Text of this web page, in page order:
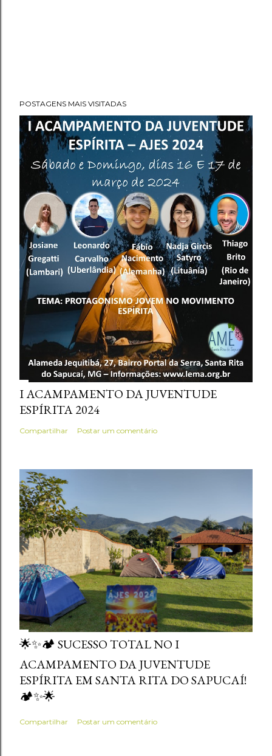
POSTAGENS MAIS VISITADAS
I ACAMPAMENTO DA JUVENTUDE
ESPÍRITA 2024
Compartilhar Postar um comentário
🌟✨🏕️ SUCESSO TOTAL NO I
ACAMPAMENTO DA JUVENTUDE
ESPÍRITA EM SANTA RITA DO SAPUCAÍ!
🏕️✨🌟
Compartilhar Postar um comentário